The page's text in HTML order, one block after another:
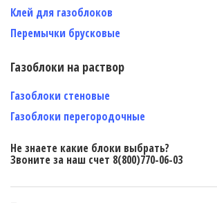
Клей для газоблоков
Перемычки брусковые
Газоблоки на раствор
Газоблоки стеновые
Газоблоки перегородочные
Не знаете какие блоки выбрать?
Звоните за наш счет 8(800)770-06-03